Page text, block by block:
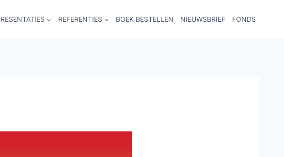
REFERENTIES BOEK BESTELLEN NIEUWSBRIEF FONDS